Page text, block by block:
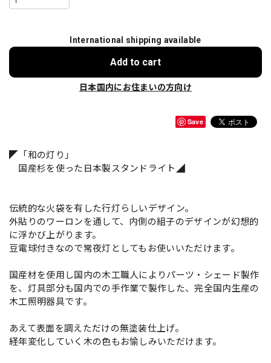
International shipping available
Add to cart
日本国内にお住まいの方向け
Save
◤「和の灯り」
国産杉を使った日本製スタンドライト◢
伝統的な火袋を有した行灯らしいデザイン。
外貼りのワーロンを通して、内側の組子のデザインが幻想的
に浮かび上がります。
豆電球付きなので常夜灯としてもお使いいただけます。
国産材を使用し国内の木工職人によりパーツ・シェード製作
を、灯具部分も国内での手作業で製作した、完全国内生産の
木工照明器具です。
あえて表面を調えただけの無塗装仕上げ。
経年変化していく木の色もお愉しみいただけます。